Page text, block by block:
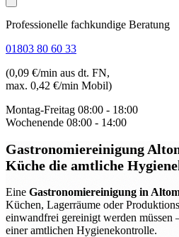
Professionelle fachkundige Beratung
01803 80 60 33
(0,09 €/min aus dt. FN,
max. 0,42 €/min Mobil)
Montag-Freitag 08:00 - 18:00
Wochenende 08:00 - 14:00
Gastronomiereinigung
Küche die amtliche
Eine Gastronomiereinigung in
Küchen, Lagerräume oder
einwandfrei gereinigt werden müssen
einer amtlichen Hygienekontrolle.